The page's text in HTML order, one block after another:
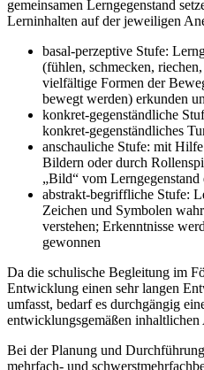
gemeinsamen Lerngegenstand
Lerninhalten auf der jeweiligen
basal-perzeptive Stufe:
(fühlen, schmecken,
vielfältige Formen der
bewegt werden) erkunden
konkret-gegenständliche
konkret-gegenständliches
anschauliche Stufe: mit
Bildern oder durch
„Bild“ vom
abstrakt-begriffliche Stufe:
Zeichen und Symbolen
verstehen; Erkenntnisse
gewonnen
Da die schulische Begleitung im
Entwicklung einen sehr langen
umfasst, bedarf es durchgängig
entwicklungsgemäßen
Bei der Planung und
mehrfach- und